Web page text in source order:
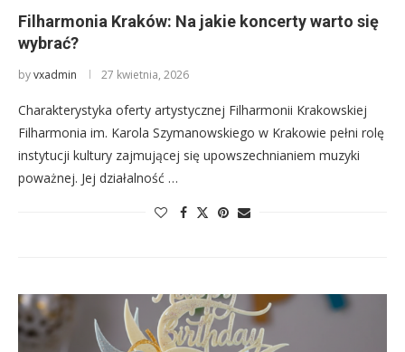
Filharmonia Kraków: Na jakie koncerty warto się
wybrać?
byvxadmin 27 kwietnia, 2026
Charakterystyka oferty artystycznej Filharmonii Krakowskiej
Filharmonia im. Karola Szymanowskiego w Krakowie pełni rolę
instytucji kultury zajmującej się upowszechnianiem muzyki
poważnej. Jej działalność …